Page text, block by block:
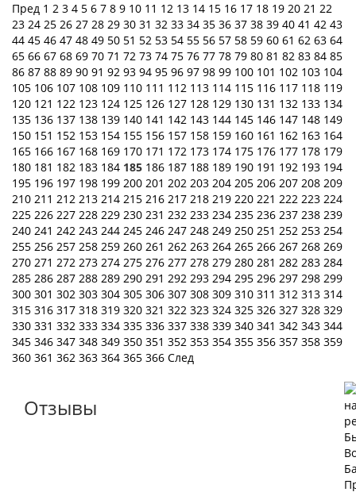
Пред 1 2 3 4 5 6 7 8 9 10 11 12 13 14 15 16 17 18 19 20 21 22
23 24 25 26 27 28 29 30 31 32 33 34 35 36 37 38 39 40 41 42 43
44 45 46 47 48 49 50 51 52 53 54 55 56 57 58 59 60 61 62 63 64
65 66 67 68 69 70 71 72 73 74 75 76 77 78 79 80 81 82 83 84 85
86 87 88 89 90 91 92 93 94 95 96 97 98 99 100 101 102 103 104
105 106 107 108 109 110 111 112 113 114 115 116 117 118 119
120 121 122 123 124 125 126 127 128 129 130 131 132 133 134
135 136 137 138 139 140 141 142 143 144 145 146 147 148 149
150 151 152 153 154 155 156 157 158 159 160 161 162 163 164
165 166 167 168 169 170 171 172 173 174 175 176 177 178 179
180 181 182 183 184 185 186 187 188 189 190 191 192 193 194
195 196 197 198 199 200 201 202 203 204 205 206 207 208 209
210 211 212 213 214 215 216 217 218 219 220 221 222 223 224
225 226 227 228 229 230 231 232 233 234 235 236 237 238 239
240 241 242 243 244 245 246 247 248 249 250 251 252 253 254
255 256 257 258 259 260 261 262 263 264 265 266 267 268 269
270 271 272 273 274 275 276 277 278 279 280 281 282 283 284
285 286 287 288 289 290 291 292 293 294 295 296 297 298 299
300 301 302 303 304 305 306 307 308 309 310 311 312 313 314
315 316 317 318 319 320 321 322 323 324 325 326 327 328 329
330 331 332 333 334 335 336 337 338 339 340 341 342 343 344
345 346 347 348 349 350 351 352 353 354 355 356 357 358 359
360 361 362 363 364 365 366 След
Отзывы